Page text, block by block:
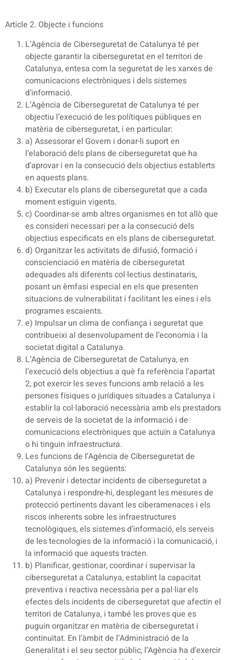
Article 2. Objecte i funcions
L’Agència de Ciberseguretat de Catalunya té per
objecte garantir la ciberseguretat en el territori de
Catalunya, entesa com la seguretat de les xarxes de
comunicacions electròniques i dels sistemes
d’informació.
L’Agència de Ciberseguretat de Catalunya té per
objectiu l’execució de les polítiques públiques en
matèria de ciberseguretat, i en particular:
a) Assessorar el Govern i donar-li suport en
l’elaboració dels plans de ciberseguretat que ha
d’aprovar i en la consecució dels objectius establerts
en aquests plans.
b) Executar els plans de ciberseguretat que a cada
moment estiguin vigents.
c) Coordinar-se amb altres organismes en tot allò que
es consideri necessari per a la consecució dels
objectius especificats en els plans de ciberseguretat.
d) Organitzar les activitats de difusió, formació i
conscienciació en matèria de ciberseguretat
adequades als diferents col·lectius destinataris,
posant un èmfasi especial en els que presenten
situacions de vulnerabilitat i facilitant les eines i els
programes escaients.
e) Impulsar un clima de confiança i seguretat que
contribueixi al desenvolupament de l’economia i la
societat digital a Catalunya.
L’Agència de Ciberseguretat de Catalunya, en
l’execució dels objectius a què fa referència l’apartat
2, pot exercir les seves funcions amb relació a les
persones físiques o jurídiques situades a Catalunya i
establir la col·laboració necessària amb els prestadors
de serveis de la societat de la informació i de
comunicacions electròniques que actuïn a Catalunya
o hi tinguin infraestructura.
Les funcions de l’Agència de Ciberseguretat de
Catalunya són les següents:
a) Prevenir i detectar incidents de ciberseguretat a
Catalunya i respondre-hi, desplegant les mesures de
protecció pertinents davant les ciberamenaces i els
riscos inherents sobre les infraestructures
tecnològiques, els sistemes d’informació, els serveis
de les tecnologies de la informació i la comunicació, i
la informació que aquests tracten.
b) Planificar, gestionar, coordinar i supervisar la
ciberseguretat a Catalunya, establint la capacitat
preventiva i reactiva necessària per a pal·liar els
efectes dels incidents de ciberseguretat que afectin el
territori de Catalunya, i també les proves que es
puguin organitzar en matèria de ciberseguretat i
continuïtat. En l’àmbit de l’Administració de la
Generalitat i el seu sector públic, l’Agència ha d’exercir